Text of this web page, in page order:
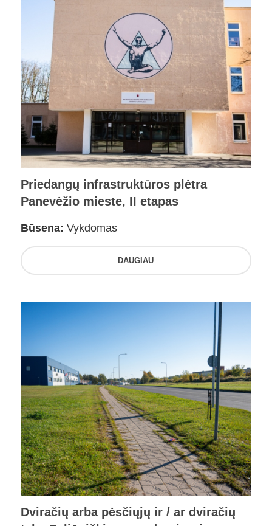
Priedangų infrastruktūros plėtra
Panevėžio mieste, II etapas
Būsena: Vykdomas
DAUGIAU
Dviračių arba pėsčiųjų ir / ar dviračių